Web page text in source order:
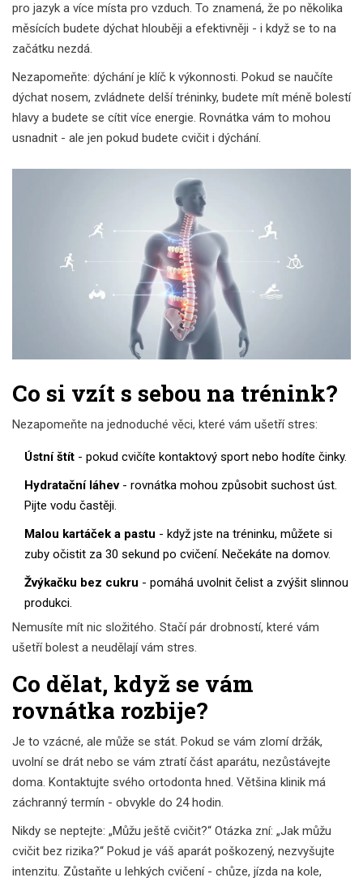
pro jazyk a více místa pro vzduch. To znamená, že po několika
měsících budete dýchat hlouběji a efektivněji - i když se to na
začátku nezdá.
Nezapomeňte: dýchání je klíč k výkonnosti. Pokud se naučíte
dýchat nosem, zvládnete delší tréninky, budete mít méně bolestí
hlavy a budete se cítit více energie. Rovnátka vám to mohou
usnadnit - ale jen pokud budete cvičit i dýchání.
Co si vzít s sebou na trénink?
Nezapomeňte na jednoduché věci, které vám ušetří stres:
Ústní štít - pokud cvičíte kontaktový sport nebo hodíte činky.
Hydratační láhev- rovnátka mohou způsobit suchost úst.
Pijte vodu častěji.
Malou kartáček a pastu - když jste na tréninku, můžete si
zuby očistit za 30 sekund po cvičení. Nečekáte na domov.
Žvýkačku bez cukru - pomáhá uvolnit čelist a zvýšit slinnou
produkci.
Nemusíte mít nic složitého. Stačí pár drobností, které vám
ušetří bolest a neudělají vám stres.
Co dělat, když se vám
rovnátka rozbije?
Je to vzácné, ale může se stát. Pokud se vám zlomí držák,
uvolní se drát nebo se vám ztratí část aparátu, nezůstávejte
doma. Kontaktujte svého ortodonta hned. Většina klinik má
záchranný termín - obvykle do 24 hodin.
Nikdy se neptejte: „Můžu ještě cvičit?“ Otázka zní: „Jak můžu
cvičit bez rizika?“ Pokud je váš aparát poškozený, nezvyšujte
intenzitu. Zůstaňte u lehkých cvičení - chůze, jízda na kole,